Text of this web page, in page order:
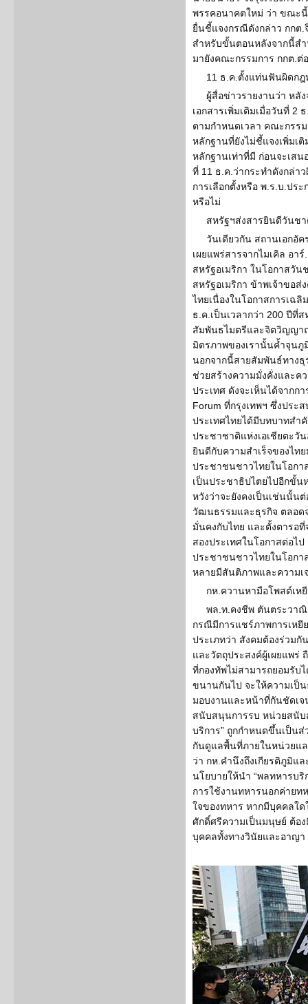
พรรคอนาคตใหม่ ว่า ขณะ
ยื่นชี้แจงกรณีดังกล่าว กกต.
สำหรับขั้นตอนหลังจากนี้สำ
มายังคณะกรรมการ กกต.ต่
11 ธ.ค.ตั้งแท่นฟันผิดกฎ
ผู้สื่อข่าวรายงานว่า หลั
เอกสารเพิ่มเติมเมื่อวันที่ 2
ตามกำหนดเวลา คณะกรร
หลักฐานที่ยังไม่ชี้แจงเพิ่มเ
หลักฐานเท่าที่มี ก่อนจะเส
ที่ 11 ธ.ค.ว่ากระทำดังกล่า
การเลือกตั้งหรือ พ.ร.บ.ปร
หรือไม่
สหรัฐฯส่งสารยินดีวันช
วันเดียวกัน สถานเอกอั
เผยแพร่สารจากไมเคิล อา
สหรัฐอเมริกา ในโอกาสวั
สหรัฐอเมริกา ข้าพเจ้าขอ
ไทยเนื่องในโอกาสการเฉ
ธ.ค.เป็นเวลากว่า 200 ปีที่
สัมพันธไมตรีและจิตวิญญา
มิตรภาพของเรานั้นค้ำจุนภู
นอกจากนี้สายสัมพันธ์ทางธุ
ช่วยสร้างความมั่งคั่งและค
ประเทศ ดังจะเห็นได้จากก
Forum ที่กรุงเทพฯ ซึ่งประ
ประเทศไทยได้มีบทบาทส
ประชาชาติแห่งเอเชียตะวั
ยินดีกับความสำเร็จของไท
ประชาชนชาวไทยในโอกา
เป็นประชาธิปไตยไปอีกขั้น
หวังว่าจะยังคงเป็นเช่นนั้น
วัฒนธรรมและธุรกิจ ตลอด
มั่นคงกับไทย และตั้งตารอที่
สองประเทศในโอกาสต่อไ
ประชาชนชาวไทยในโอก
หลายมีสันติภาพและความเ
กห.ควานหามือโพสต์เห
พล.ท.คงชีพ ตันตระวาณิ
กรณีมีการแชร์ภาพการเห
ประเภทว่า สังคมต้องร่วมกั
และวัตถุประสงค์ผู้เผยแพร่
ที่กองทัพไม่สามารถยอมรับ
ขนานกันไป จะให้ความเป็
มอบงานและหน้าที่กันชัดเ
สนับสนุนการรบ หน่วยสนับ
บริการ” ถูกกำหนดขึ้นเป็น
กันดูแลพื้นที่ภายในหน่วยแ
ว่า กห.คำนึงถึงเกียรติภูมิแ
นโยบายให้นำ “พลทหารบริ
การใช้งานทหารนอกค่ายท
ใจของทหาร หากมีบุคคลใ
ศักดิ์ศรีความเป็นมนุษย์ ต้อ
บุคคลทั้งทางวินัยและอาญา